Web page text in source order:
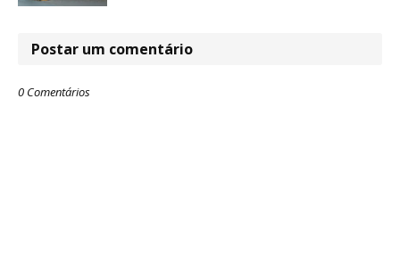
Postar um comentário
0 Comentários